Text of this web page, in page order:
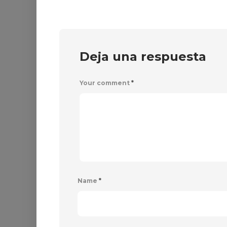
Deja una respuesta
Your comment *
Name *